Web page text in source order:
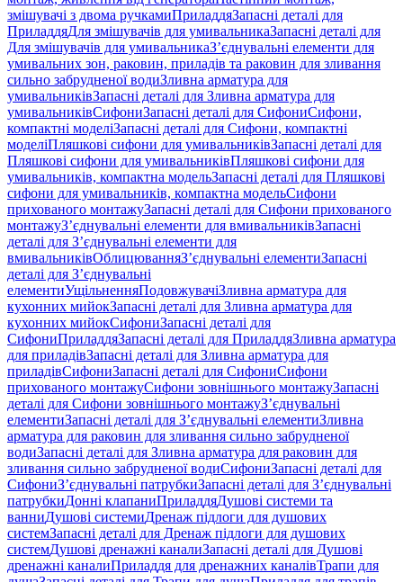
змішувачі з двома ручкамиПриладдяЗапасні деталі для
ПриладдяДля змішувачів для умивальникаЗапасні деталі для
Для змішувачів для умивальникаЗ’єднувальні елементи для
умивальних зон, раковин, приладів та раковин для зливання
сильно забрудненої водиЗливна арматура для
умивальниківЗапасні деталі для Зливна арматура для
умивальниківСифониЗапасні деталі для СифониСифони,
компактні моделіЗапасні деталі для Сифони, компактні
моделіПляшкові сифони для умивальниківЗапасні деталі для
Пляшкові сифони для умивальниківПляшкові сифони для
умивальників, компактна модельЗапасні деталі для Пляшкові
сифони для умивальників, компактна модельСифони
прихованого монтажуЗапасні деталі для Сифони прихованого
монтажуЗ’єднувальні елементи для вмивальниківЗапасні
деталі для З’єднувальні елементи для
вмивальниківОблицюванняЗ’єднувальні елементиЗапасні
деталі для З’єднувальні
елементиУщільненняПодовжувачіЗливна арматура для
кухонних мийокЗапасні деталі для Зливна арматура для
кухонних мийокСифониЗапасні деталі для
СифониПриладдяЗапасні деталі для ПриладдяЗливна арматура
для приладівЗапасні деталі для Зливна арматура для
приладівСифониЗапасні деталі для СифониСифони
прихованого монтажуСифони зовнішнього монтажуЗапасні
деталі для Сифони зовнішнього монтажуЗ’єднувальні
елементиЗапасні деталі для З’єднувальні елементиЗливна
арматура для раковин для зливання сильно забрудненої
водиЗапасні деталі для Зливна арматура для раковин для
зливання сильно забрудненої водиСифониЗапасні деталі для
СифониЗ’єднувальні патрубкиЗапасні деталі для З’єднувальні
патрубкиДонні клапаниПриладдяДушові системи та
ванниДушові системиДренаж підлоги для душових
системЗапасні деталі для Дренаж підлоги для душових
системДушові дренажні каналиЗапасні деталі для Душові
дренажні каналиПриладдя для дренажних каналівТрапи для